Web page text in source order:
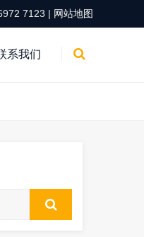
7123 | 网站地图
系我们